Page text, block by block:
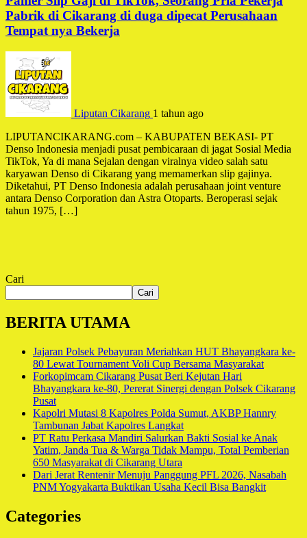
Pabrik di Cikarang di duga dipecat Perusahaan
Tempat nya Bekerja
Liputan Cikarang 1 tahun ago
LIPUTANCIKARANG.com – KABUPATEN BEKASI- PT
Denso Indonesia menjadi pusat pembicaraan di jagat Sosial Media
TikTok, Ya di mana Sejalan dengan viralnya video salah satu
karyawan Denso di Cikarang yang memamerkan slip gajinya.
Diketahui, PT Denso Indonesia adalah perusahaan joint venture
antara Denso Corporation dan Astra Otoparts. Beroperasi sejak
tahun 1975, […]
Cari
Cari
BERITA UTAMA
Jajaran Polsek Pebayuran Meriahkan HUT Bhayangkara ke-
80 Lewat Tournament Voli Cup Bersama Masyarakat
Forkopimcam Cikarang Pusat Beri Kejutan Hari
Bhayangkara ke-80, Pererat Sinergi dengan Polsek Cikarang
Pusat
Kapolri Mutasi 8 Kapolres Polda Sumut, AKBP Hannry
Tambunan Jabat Kapolres Langkat
PT Ratu Perkasa Mandiri Salurkan Bakti Sosial ke Anak
Yatim, Janda Tua & Warga Tidak Mampu, Total Pemberian
650 Masyarakat di Cikarang Utara
Dari Jerat Rentenir Menuju Panggung PFL 2026, Nasabah
PNM Yogyakarta Buktikan Usaha Kecil Bisa Bangkit
Categories